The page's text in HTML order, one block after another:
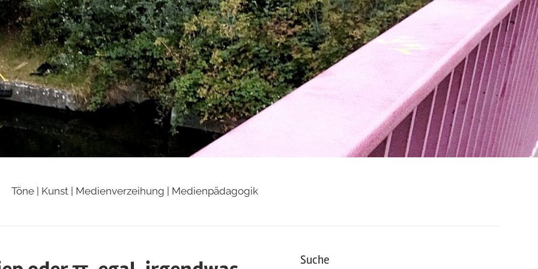
Töne | Kunst | Medienverzeihung | Medienpädagogik
Suche